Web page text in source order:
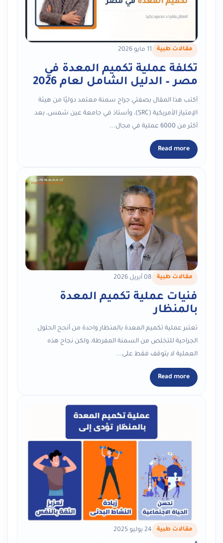
مقالات طبية 11 مايو 2026
تكلفة عملية تكميم المعدة في
مصر – الدليل الشامل لعام 2026
أكتب هذا المقال بصفتي جراح سمنة معتمد دوليًا من هيئة
الإمتياز الأمريكية (SRC)، وأستاذ في جامعة عين شمس، بعد
أكثر من 6000 عملية في مجال...
Read more
مقالات طبية 08 أبريل 2026
فنيات عملية تكميم المعدة
بالمنظار
تعتبر عملية تكميم المعدة بالمنظار واحدة من أنجح الحلول
الجراحية للتخلص من السمنة المفرطة، ولكن نجاح هذه
العملية لا يتوقف فقط على...
Read more
مقالات طبية 24 يوليو 2025